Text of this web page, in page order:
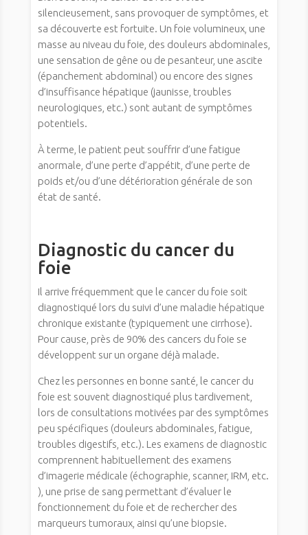
silencieusement, sans provoquer de symptômes, et
sa découverte est fortuite. Un foie volumineux, une
masse au niveau du foie, des douleurs abdominales,
une sensation de gêne ou de pesanteur, une ascite
(épanchement abdominal) ou encore des signes
d’insuffisance hépatique (jaunisse, troubles
neurologiques, etc.) sont autant de symptômes
potentiels.
À terme, le patient peut souffrir d’une fatigue
anormale, d’une perte d’appétit, d’une perte de
poids et/ou d’une détérioration générale de son
état de santé.
Diagnostic du cancer du
foie
Il arrive fréquemment que le cancer du foie soit
diagnostiqué lors du suivi d’une maladie hépatique
chronique existante (typiquement une cirrhose).
Pour cause, près de 90% des cancers du foie se
développent sur un organe déjà malade.
Chez les personnes en bonne santé, le cancer du
foie est souvent diagnostiqué plus tardivement,
lors de consultations motivées par des symptômes
peu spécifiques (douleurs abdominales, fatigue,
troubles digestifs, etc.). Les examens de diagnostic
comprennent habituellement des examens
d’imagerie médicale (échographie, scanner, IRM, etc.
), une prise de sang permettant d’évaluer le
fonctionnement du foie et de rechercher des
marqueurs tumoraux, ainsi qu’une biopsie.